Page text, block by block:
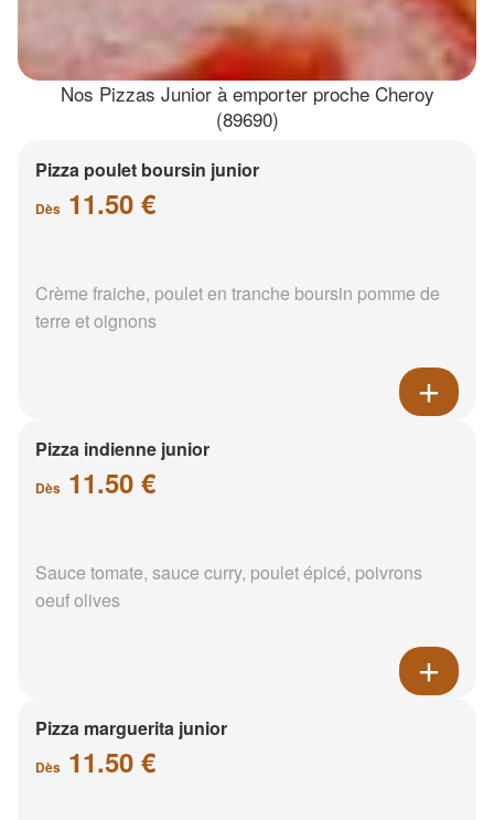
Nos Pizzas Junior à emporter proche Cheroy
(89690)
Pizza poulet boursin junior
Dès 11.50 €
Crème fraiche, poulet en tranche boursin pomme de
terre et oignons
Pizza indienne junior
Dès 11.50 €
Sauce tomate, sauce curry, poulet épicé, poivrons
oeuf olives
Pizza marguerita junior
Dès 11.50 €